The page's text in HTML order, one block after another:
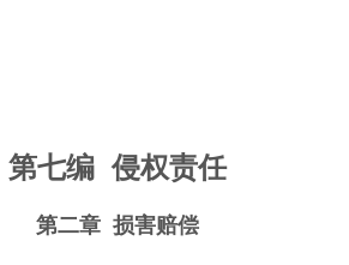
第七编 侵权责任
第二章 损害赔偿